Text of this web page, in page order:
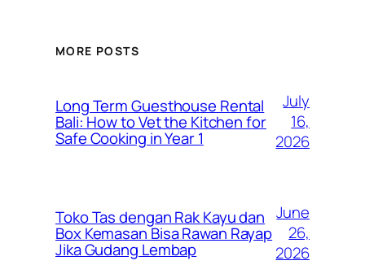
MORE POSTS
Long Term Guesthouse Rental
Bali: How to Vet the Kitchen for
Safe Cooking in Year 1
July
16,
2026
Toko Tas dengan Rak Kayu dan
Box Kemasan Bisa Rawan Rayap
Jika Gudang Lembap
June
26,
2026